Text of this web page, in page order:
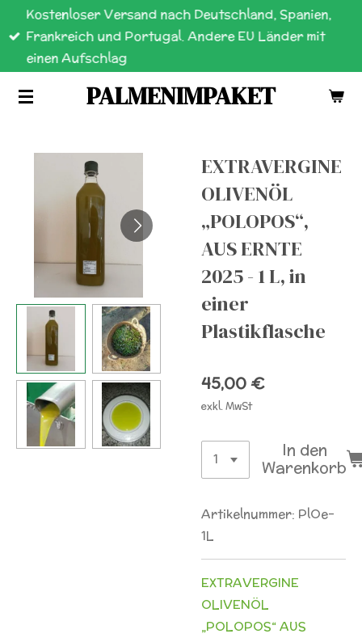
Zum
Hauptinhalt
springen
PALMENIMPAKET
Kostenloser Versand nach Deutschland, Spanien,
Frankreich und Portugal. Andere EU Länder mit
einen Aufschlag
EXTRAVERGINE
OLIVENÖL
„POLOPOS“,
AUS ERNTE
2025 - 1 L, in
einer
Plastikflasche
45,00 €
exkl. MwSt
In den
Warenkorb
Artikelnummer: PlOe-
1L
EXTRAVERGINE
OLIVENÖL
„POLOPOS“ AUS